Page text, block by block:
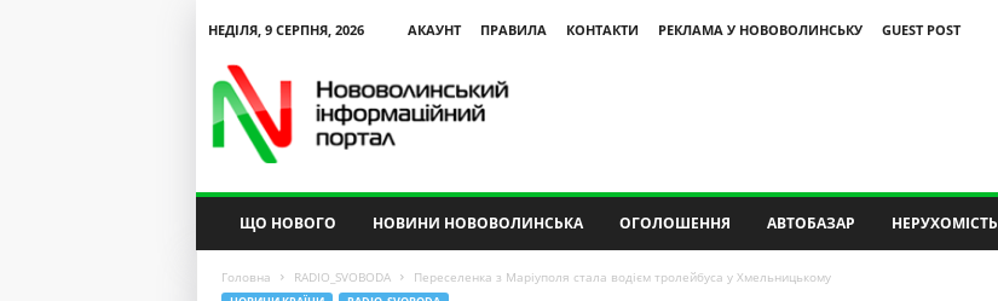
НЕДІЛЯ, 9 СЕРПНЯ, 2026 АКАУНТ ПРАВИЛА КОНТАКТИ РЕКЛАМА У НОВОВОЛИНСЬКУ
GUEST POST
ЩО НОВОГО НОВИНИ НОВОВОЛИНСЬКА ОГОЛОШЕННЯ АВТОБАЗАР НЕРУХОМІСТЬ
Головна RADIO_SVOBODA Переселенка з Маріуполя стала водієм тролейбуса у Хмельницькому